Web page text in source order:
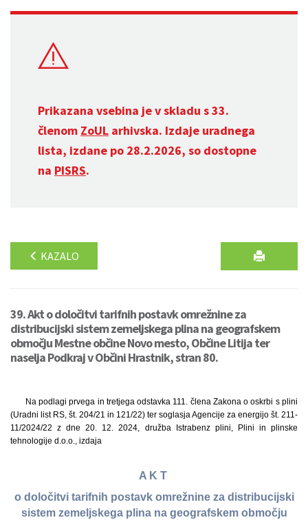
Prikazana vsebina je v skladu s 33.
členom ZoUL arhivska. Izdaje uradnega
lista, izdane po 28.2.2026, so dostopne
na PISRS.
KAZALO
39. Akt o določitvi tarifnih postavk omrežnine za
distribucijski sistem zemeljskega plina na geografskem
območju Mestne občine Novo mesto, Občine Litija ter
naselja Podkraj v Občini Hrastnik, stran 80.
Na podlagi prvega in tretjega odstavka 111. člena Zakona o oskrbi s plini
(Uradni list RS, št. 204/21 in 121/22) ter soglasja Agencije za energijo št. 211-
11/2024/22 z dne 20. 12. 2024, družba Istrabenz plini, Plini in plinske
tehnologije d.o.o., izdaja
A K T
o določitvi tarifnih postavk omrežnine za distribucijski
sistem zemeljskega plina na geografskem območju